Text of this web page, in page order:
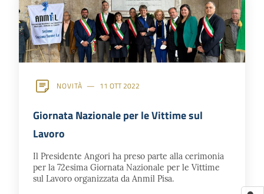
NOVITÀ 11 OTT 2022
Giornata Nazionale per le Vittime sul
Lavoro
Il Presidente Angori ha preso parte alla cerimonia
per la 72esima Giornata Nazionale per le Vittime
sul Lavoro organizzata da Anmil Pisa.